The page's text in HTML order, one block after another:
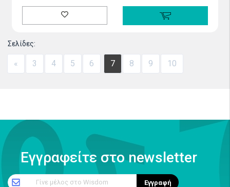
Σελίδες:
« 3 4 5 6 7 8 9 10
Εγγραφείτε στο newsletter
Γίνε μέλος στο Wisdom Εγγραφή